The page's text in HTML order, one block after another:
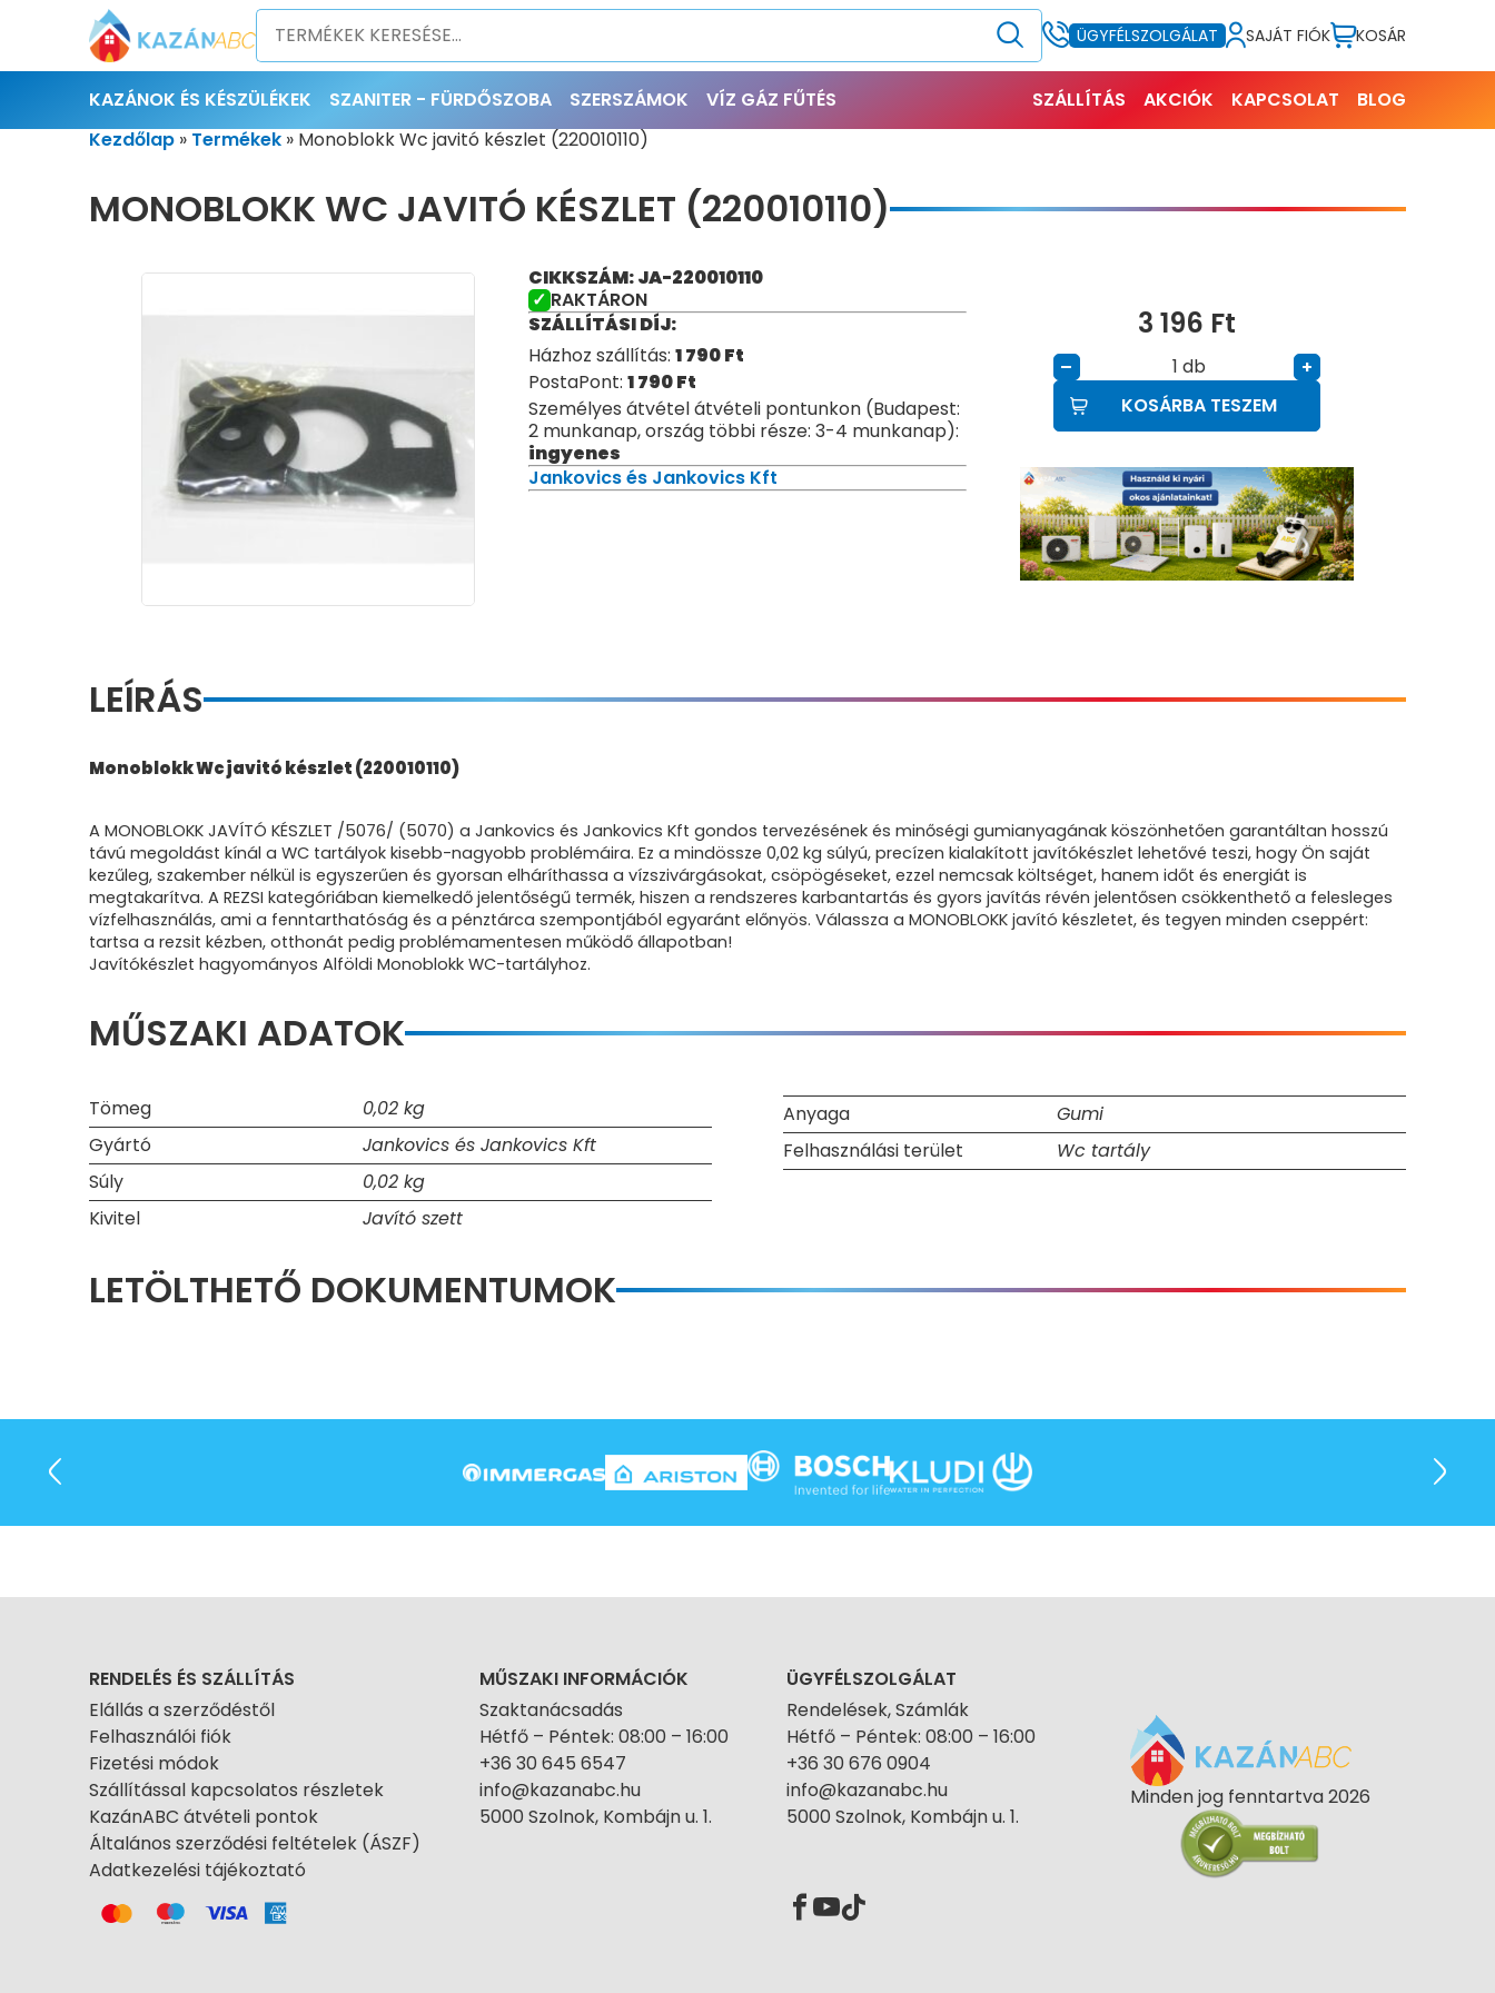
ÜGYFÉLSZOLGÁLAT SAJÁT FIÓK KOSÁR
KAZÁNOK ÉS KÉSZÜLÉKEK SZANITER - FÜRDŐSZOBA SZERSZÁMOK VÍZ GÁZ FŰTÉS SZÁLLÍTÁS AKCIÓK KAPCSOLAT
BLOG
Kezdőlap » Termékek » Monoblokk Wc javitó készlet (220010110)
MONOBLOKK WC JAVITÓ KÉSZLET (220010110)
CIKKSZÁM: JA-220010110
RAKTÁRON
SZÁLLÍTÁSI DÍJ:
Házhoz szállítás: 1 790Ft
PostaPont: 1 790Ft
Személyes átvétel átvételi pontunkon (Budapest:
2 munkanap, ország többi része: 3-4 munkanap):
ingyenes
Jankovics és Jankovics Kft
3 196 Ft
– db
+
KOSÁRBA TESZEM
LEÍRÁS
Monoblokk Wc javitó készlet (220010110)
A MONOBLOKK JAVÍTÓ KÉSZLET /5076/ (5070) a Jankovics és Jankovics Kft gondos tervezésének és minőségi gumianyagának köszönhetően garantáltan hosszú
távú megoldást kínál a WC tartályok kisebb-nagyobb problémáira. Ez a mindössze 0,02 kg súlyú, precízen kialakított javítókészlet lehetővé teszi, hogy Ön saját
kezűleg, szakember nélkül is egyszerűen és gyorsan elháríthassa a vízszivárgásokat, csöpögéseket, ezzel nemcsak költséget, hanem időt és energiát is
megtakarítva. A REZSI kategóriában kiemelkedő jelentőségű termék, hiszen a rendszeres karbantartás és gyors javítás révén jelentősen csökkenthető a felesleges
vízfelhasználás, ami a fenntarthatóság és a pénztárca szempontjából egyaránt előnyös. Válassza a MONOBLOKK javító készletet, és tegyen minden cseppért:
tartsa a rezsit kézben, otthonát pedig problémamentesen működő állapotban!
Javítókészlet hagyományos Alföldi Monoblokk WC-tartályhoz.
MŰSZAKI ADATOK
Tömeg
0,02 kg
Gyártó
Jankovics és Jankovics Kft
Súly
0,02 kg
Kivitel
Javító szett
Anyaga
Gumi
Felhasználási terület
Wc tartály
LETÖLTHETŐ DOKUMENTUMOK
RENDELÉS ÉS SZÁLLÍTÁS
Elállás a szerződéstől
Felhasználói fiók
Fizetési módok
Szállítással kapcsolatos részletek
KazánABC átvételi pontok
Általános szerződési feltételek (ÁSZF)
Adatkezelési tájékoztató
MŰSZAKI INFORMÁCIÓK
Szaktanácsadás
Hétfő – Péntek: 08:00 – 16:00
+36 30 645 6547
info@kazanabc.hu
5000 Szolnok, Kombájn u. 1.
ÜGYFÉLSZOLGÁLAT
Rendelések, Számlák
Hétfő – Péntek: 08:00 – 16:00
+36 30 676 0904
info@kazanabc.hu
5000 Szolnok, Kombájn u. 1.
Minden jog fenntartva 2026